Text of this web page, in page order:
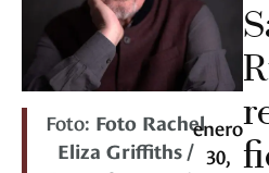
Foto: Foto Rachel
Eliza Griffiths /
enero
30,